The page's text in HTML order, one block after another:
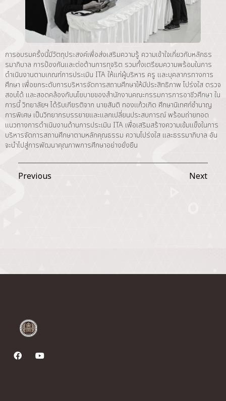
การอบรมครั้งนี้มีวัตถุประสงค์เพื่อส่งเสริมความรู้ ความเข้าใจเกี่ยวกับหลักธร
รมาภิบาล การป้องกันและต่อต้านการทุจริต รวมทั้งเตรียมความพร้อมในการ
ดำเนินงานตามเกณฑ์การประเมิน ITA ให้แก่ผู้บริหาร ครู และบุคลากรทางการ
ศึกษา เพื่อยกระดับการบริหารจัดการสถานศึกษาให้มีประสิทธิภาพ โปร่งใส ตรวจ
สอบได้ และสอดคล้องกับนโยบายของสำนักงานคณะกรรมการการอาชีวศึกษา ใน
การนี้ วิทยาลัยฯ ได้รับเกียรติจาก นายสันติ ทองแก้วเกิด ศึกษานิเทศก์ชำนาญ
การพิเศษ เป็นวิทยากรบรรยายและแลกเปลี่ยนประสบการณ์ พร้อมถ่ายทอด
แนวทางการดำเนินงานด้านการประเมิน ITA เพื่อเสริมสร้างความเข้มแข็งในการ
บริหารจัดการสถานศึกษาตามหลักคุณธรรม ความโปร่งใส และธรรมาภิบาล อัน
จะนำไปสู่การพัฒนาคุณภาพการศึกษาอย่างยั่งยืน
Previous Next